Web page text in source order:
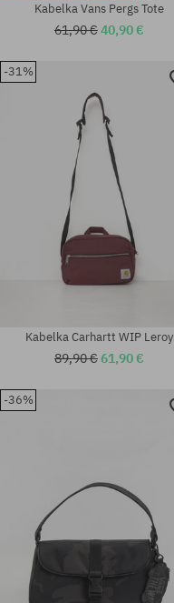
univerzálna veľkosť
Kabelka Vans Pergs Tote
61,90 €40,90 €
-31%
Kabelka Carhartt WIP Leroy
89,90 €61,90 €
-36%